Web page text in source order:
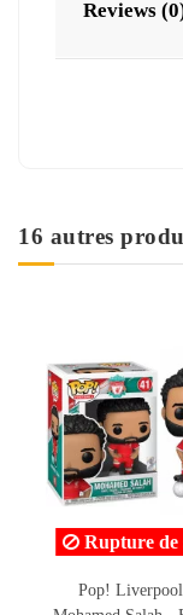
Reviews
16 autres
Rupture
Pop! BATMAN